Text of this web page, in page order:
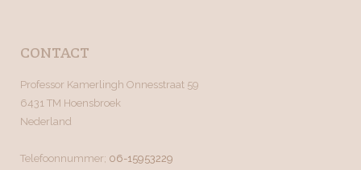
CONTACT
Professor Kamerlingh Onnesstraat 59
6431 TM Hoensbroek
Nederland
Telefoonnummer; 06-15953229